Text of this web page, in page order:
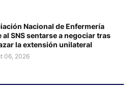
Nacional de Enfermería
al SNS sentarse a negociar tras
la extensión unilateral
06, 2026